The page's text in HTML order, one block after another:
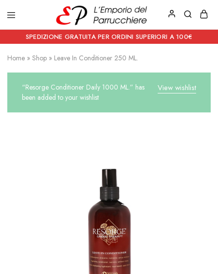
Emporio
del
Parrucchiere
Prodotti
estetici
e
Articoli
per
SPEDIZIONE GRATUITA PER ORDINI SUPERIORI A 100€
Home » Shop » Leave In Conditioner 250 ML.
View wishlist
“Resorge Conditioner Daily 1000 ML.” has
been added to your wishlist